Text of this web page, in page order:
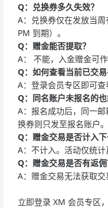
Q：兑换券多久失效？
A：兑换券仅在发放当
PM 到期）。
Q： 赠金能否提取？
A： 不能，入金赠金可
Q：如何查看当前已交易
A：登录会员专区即可查
Q：同名账户未报名的也
A：报名成功后，同一
换券则只发至报名账户。
Q：赠金交易是否计入下
A：不计入。活动仅统计
Q：赠金交易是否有返佣
A：赠金交易无法获取交
立即登录 XM 会员专区